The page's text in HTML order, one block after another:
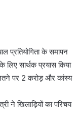
प्रतियोगिता के समापन
सार्थक प्रयास किया
पर 2 करोड़ और कांस्य
ने खिलाड़ियों का परिचय